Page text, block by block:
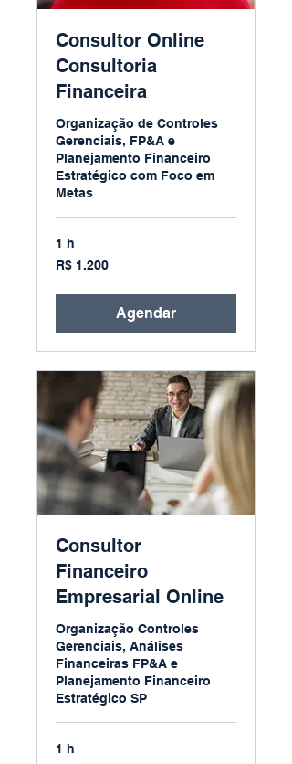
Consultor Online
Consultoria
Financeira
Organização de Controles
Gerenciais, FP&A e
Planejamento Financeiro
Estratégico com Foco em
Metas
1 h
1.200
Reais
R$ 1.200
Agendar
Consultor
Financeiro
Empresarial Online
Organização Controles
Gerenciais, Análises
Financeiras FP&A e
Planejamento Financeiro
Estratégico SP
1 h